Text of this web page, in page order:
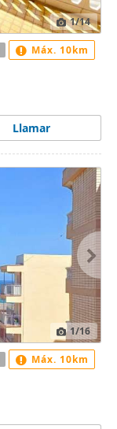
1/14
Llamar
Máx. 10km
1/16
Máx. 10km